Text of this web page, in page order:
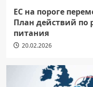
ЕС на пороге
План действий по
питания
20.02.2026